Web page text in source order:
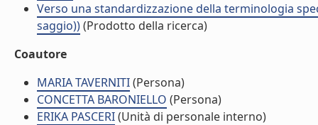
Verso una standardizzazione della terminologia
saggio))(Prodotto della ricerca)
Coautore
MARIA TAVERNITI(Persona)
CONCETTA BARONIELLO (Persona)
ERIKA PASCERI(Unità di personale interno)